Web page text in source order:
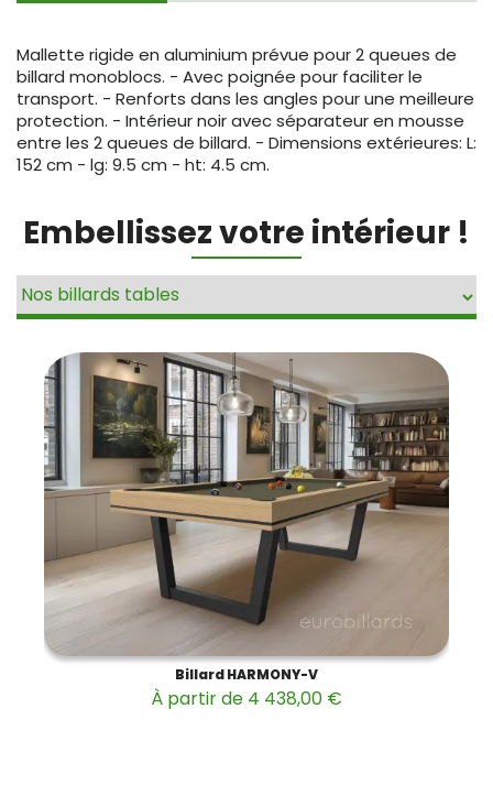
Mallette rigide en aluminium prévue pour 2 queues de
billard monoblocs. - Avec poignée pour faciliter le
transport. - Renforts dans les angles pour une meilleure
protection. - Intérieur noir avec séparateur en mousse
entre les 2 queues de billard. - Dimensions extérieures: L:
152 cm - lg: 9.5 cm - ht: 4.5 cm.
Embellissez votre intérieur !
Billard HARMONY-V
À partir de 4 438,00 €